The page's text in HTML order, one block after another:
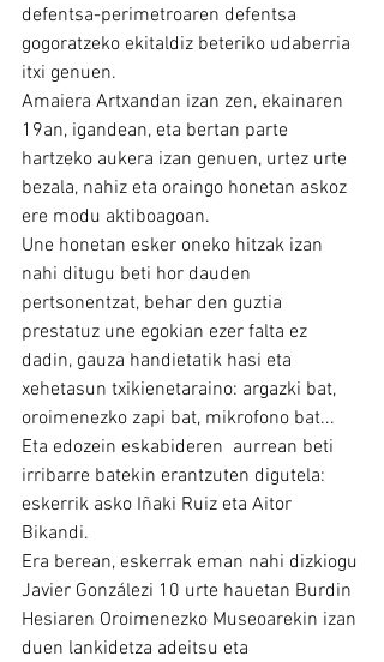
defentsa-perimetroaren defentsa
gogoratzeko ekitaldiz beteriko udaberria
itxi genuen.
Amaiera Artxandan izan zen, ekainaren
19an, igandean, eta bertan parte
hartzeko aukera izan genuen, urtez urte
bezala, nahiz eta oraingo honetan askoz
ere modu aktiboagoan.
Une honetan esker oneko hitzak izan
nahi ditugu beti hor dauden
pertsonentzat, behar den guztia
prestatuz une egokian ezer falta ez
dadin, gauza handietatik hasi eta
xehetasun txikienetaraino: argazki bat,
oroimenezko zapi bat, mikrofono bat...
Eta edozein eskabideren  aurrean beti
irribarre batekin erantzuten digutela:
eskerrik asko Iñaki Ruiz eta Aitor
Bikandi.
Era berean, eskerrak eman nahi dizkiogu
Javier Gonzálezi 10 urte hauetan Burdin
Hesiaren Oroimenezko Museoarekin izan
duen lankidetza adeitsu eta